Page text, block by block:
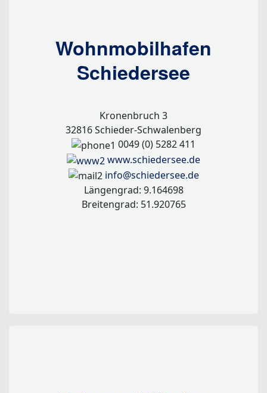
Wohnmobilhafen
Schiedersee
Kronenbruch 3
32816 Schieder-Schwalenberg
0049 (0) 5282 411
www.schiedersee.de
info@schiedersee.de
Längengrad: 9.164698
Breitengrad: 51.920765